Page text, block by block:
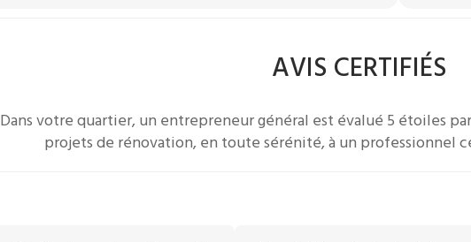
AVIS CERTIFIÉS
Dans votre quartier, un entrepreneur général est évalué 5 étoiles
projets de rénovation, en toute sérénité, à un professionnel